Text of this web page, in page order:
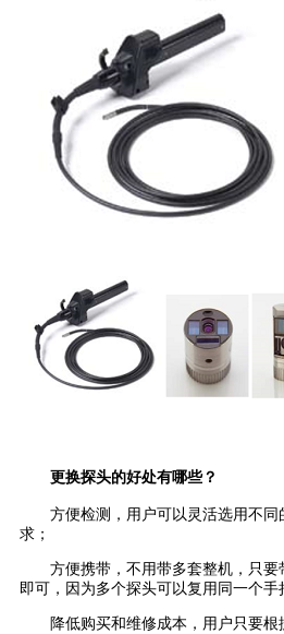
更换探头的好处有哪些？
方便检测，用户可以灵活选用不
求；
方便携带，不用带多套整机，只
即可，因为多个探头可以复用同一个手
降低购买和维修成本，用户只要根